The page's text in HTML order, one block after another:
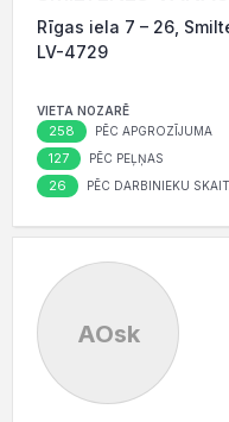
Rīgas iela 7 – 26,
LV-4729
VIETA NOZARĒ
258 PĒC APGROZĪJUMA
127 PĒC PEĻŅAS
26 PĒC DARBINIEKU
AOsk